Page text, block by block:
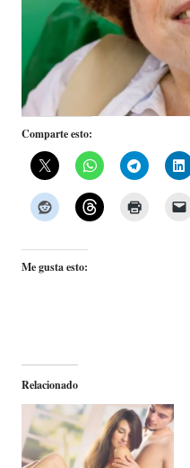
Comparte esto:
Me gusta esto:
Relacionado